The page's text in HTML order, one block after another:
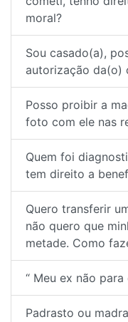
moral?
Sou casado(a),
autorização da(o)
Posso proibir a
foto com ele nas
Quem foi
tem direito a
Quero transferir
não quero que
metade. Como
“ Meu ex não
Padrasto ou